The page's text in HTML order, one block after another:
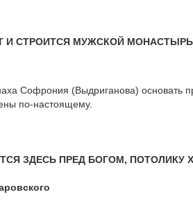
И СТРОИТСЯ МУЖСКОЙ
Софрония (Выдриганова) основать
по-настоящему.
ЗДЕСЬ ПРЕД БОГОМ, ПОТОЛИКУ